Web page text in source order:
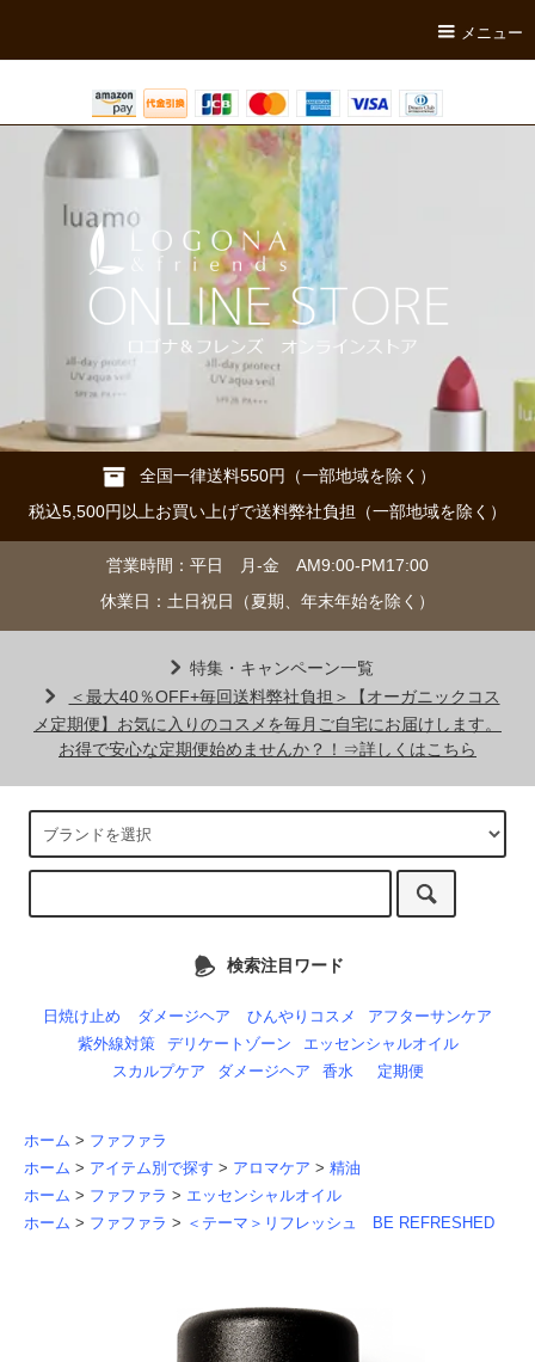
メニュー
全国一律送料550円（一部地域を除く）
税込5,500円以上お買い上げで送料弊社負担（一部地域を除く）
営業時間：平日 月-金 AM9:00-PM17:00
休業日：土日祝日（夏期、年末年始を除く）
特集・キャンペーン一覧
＜最大40％OFF+毎回送料弊社負担＞【オーガニックコス
メ定期便】お気に入りのコスメを毎月ご自宅にお届けします。
お得で安心な定期便始めませんか？！⇒詳しくはこちら
検索注目ワード
日焼け止め ダメージヘア ひんやりコスメ
アフターサンケア
紫外線対策
デリケートゾーン
エッセンシャルオイル
スカルプケア
ダメージヘア 香水 定期便
ホーム > ファファラ
ホーム > アイテム別で探す > アロマケア > 精油
ホーム > ファファラ > エッセンシャルオイル
ホーム > ファファラ > ＜テーマ＞リフレッシュ BE REFRESHED